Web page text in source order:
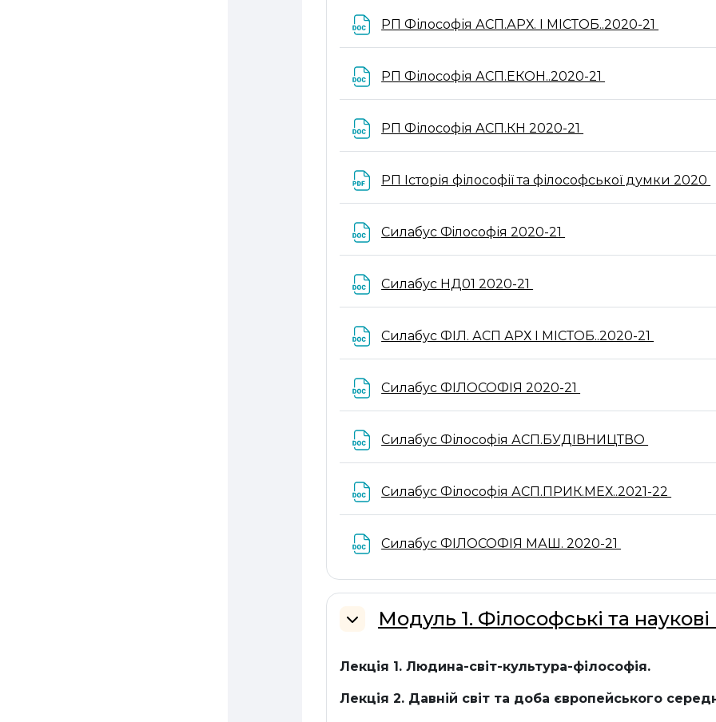
РП Філософія АСП.АРХ. І МІСТОБ..2020-21
РП Філософія АСП.ЕКОН..2020-21
РП Філософія АСП.КН 2020-21
РП Історія філософії та філософської думки 2020
Силабус Фiлософія 2020-21
Силабус НД01 2020-21
Силабус ФІЛ. АСП АРХ І МІСТОБ..2020-21
Силабус ФІЛОСОФІЯ 2020-21
Силабус Філософія АСП.БУДІВНИЦТВО
Силабус Філософія АСП.ПРИК.МЕХ..2021-22
Силабус ФІЛОСОФІЯ МАШ. 2020-21
CollapseМодуль 1. Філософські та
Лекція 1. Людина-світ-культура-філософія.
Лекція 2. Давній світ та доба європейського